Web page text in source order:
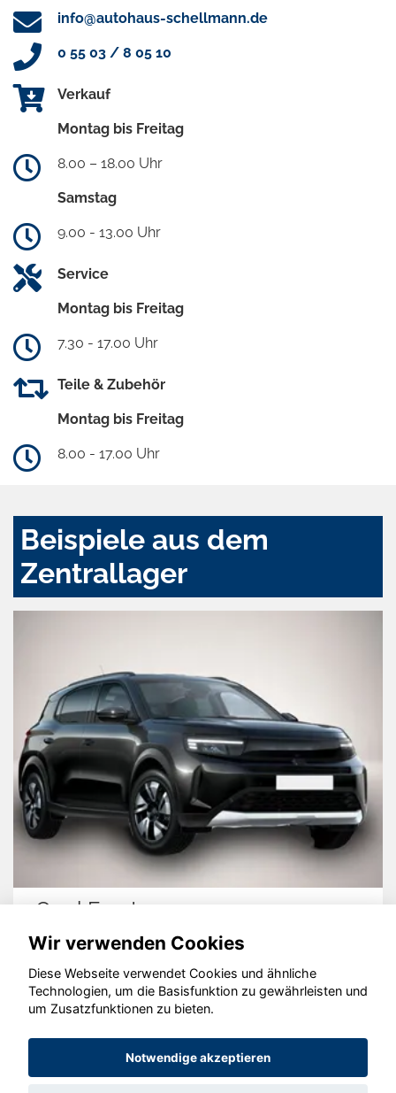
info@autohaus-schellmann.de
0 55 03 / 8 05 10
Verkauf
Montag bis Freitag
8.00 – 18.00 Uhr
Samstag
9.00 - 13.00 Uhr
Service
Montag bis Freitag
7.30 - 17.00 Uhr
Teile & Zubehör
Montag bis Freitag
8.00 - 17.00 Uhr
Beispiele aus dem
Zentrallager
Opel Frontera
© konjunkturmotor.de GmbH 2020 - 2026
Wir verwenden Cookies
Diese Webseite verwendet Cookies und ähnliche
Technologien, um die Basisfunktion zu gewährleisten und
um Zusatzfunktionen zu bieten.
Notwendige akzeptieren